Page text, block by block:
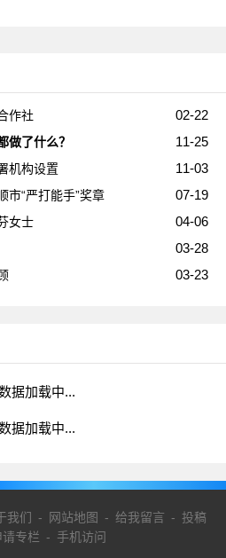
02-22
作社
11-25
做了什么？
11-03
机构设置
07-19
市“严打能手”奖章
04-06
女士
03-28
03-23
据加载中...
据加载中...
我们 - 网站地图 - 给我留言 - 投稿
请专栏 - 手机访问